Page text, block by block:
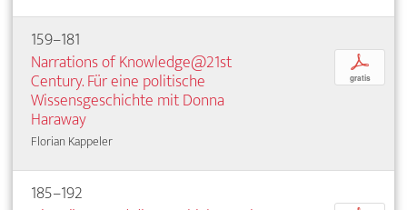
159–181
Narrations of Knowledge@21st
Century. Für eine politische
Wissensgeschichte mit Donna
Haraway
Florian Kappeler
p
gratis
185–192